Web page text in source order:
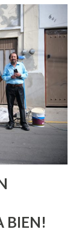
Pero incluso
son expertos
que
Si eres una
tal vez
esperar para
con
ambas partes
BIEN!